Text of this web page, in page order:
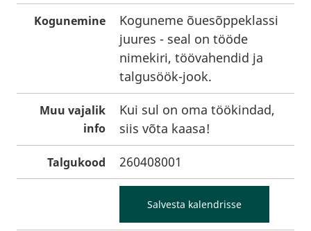
Kogunemine
Koguneme õuesõppeklassi
juures - seal on tööde
nimekiri, töövahendid ja
talgusöök-jook.
Muu vajalik
info
Kui sul on oma töökindad,
siis võta kaasa!
Talgukood 260408001
Salvesta kalendrisse